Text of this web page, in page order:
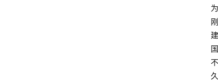
为
刚
建
国
不
久